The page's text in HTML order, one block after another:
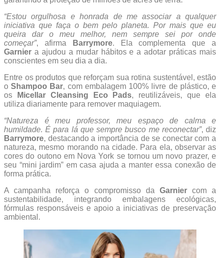
“Estou orgulhosa e honrada de me associar a qualquer
iniciativa que faça o bem pelo planeta. Por mais que eu
queira dar o meu melhor, nem sempre sei por onde
começar”, afirma Barrymore. Ela complementa que a
Garnier a ajudou a mudar hábitos e a adotar práticas mais
conscientes em seu dia a dia.
Entre os produtos que reforçam sua rotina sustentável, estão
oShampoo Bar, com embalagem 100% livre de plástico, e
os
Micellar Cleansing Eco Pads, reutilizáveis, que ela
utiliza diariamente para remover maquiagem.
“Natureza é meu professor, meu espaço de calma e
humildade. É para lá que sempre busco me reconectar”, diz
Barrymore, destacando a importância de se conectar com a
natureza, mesmo morando na cidade. Para ela, observar as
cores do outono em Nova York se tornou um novo prazer, e
seu “mini jardim” em casa ajuda a manter essa conexão de
forma prática.
A campanha reforça o compromisso da Garniercom a
sustentabilidade, integrando embalagens ecológicas,
fórmulas responsáveis e apoio a iniciativas de preservação
ambiental.